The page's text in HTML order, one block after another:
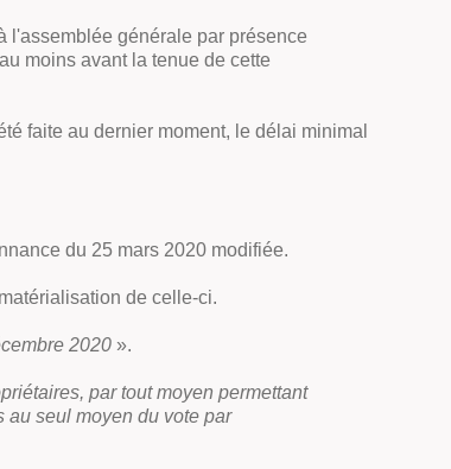
l'assemblée générale par présence
moins avant la tenue de cette
faite au dernier moment, le délai minimal
du 25 mars 2020 modifiée.
de celle-ci.
2020 ».
par tout moyen permettant
au seul moyen du vote par